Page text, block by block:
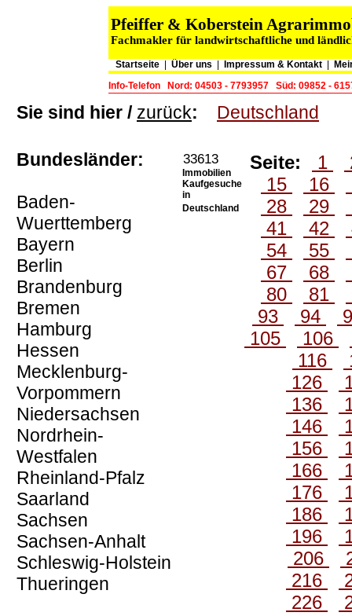
Pfeiffer & Koberstein
Fachmakler für landwirtschaftliche und
Startseite Über uns Impressum & Kontakt
Info-Telefon
Nord: 04503 - 7793957 Süd: 09852 -
Sie sind hier / zurück: Deutschland
Bundesländer:
Baden-
Wuerttemberg
Bayern
Berlin
Brandenburg
Bremen
Hamburg
Hessen
Mecklenburg-
Vorpommern
Niedersachsen
Nordrhein-
Westfalen
Rheinland-Pfalz
Saarland
Sachsen
Sachsen-Anhalt
Schleswig-Holstein
Thueringen
33613
Immobilien
Kaufgesuche
in
Deutschland
Seite: 1
15
16
28
29
41
42
54
55
67
68
80
81
93
94
105
106
116
126
136
146
156
166
176
186
196
206
216
226